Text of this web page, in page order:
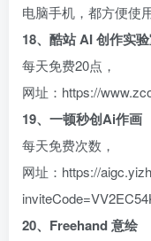
电脑手机，都方便使
18、酷站 AI 创作实
每天免费20点，
网址：https://
19、一顿秒创Ai作画
每天免费次数，
网址：https://
20、Freehand 意绘